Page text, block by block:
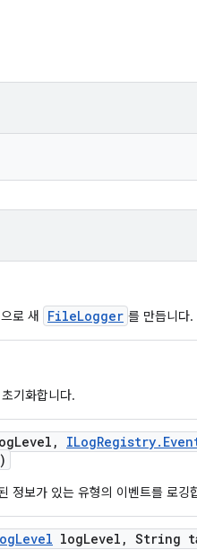
로 새 FileLogger 를 만듭니다.
기화합니다.
Level , ILogRegistry.
정보가 있는 유형의 이벤트를 로깅
Level logLevel , String